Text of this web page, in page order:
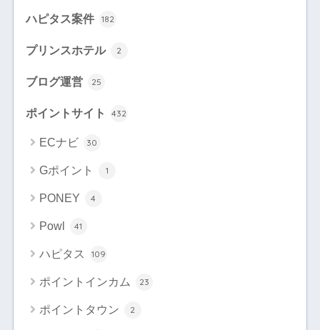
ハピタス案件 182
プリンスホテル 2
ブログ運営 25
ポイントサイト 432
ECナビ 30
Gポイント 1
PONEY 4
Powl 41
ハピタス 109
ポイントインカム 23
ポイントタウン 2